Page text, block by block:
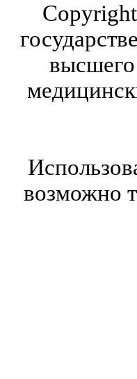
возможно